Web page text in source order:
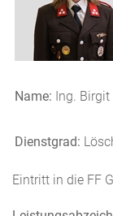
Name: Ing. Birgit
Dienstgrad:
Eintritt in die FF